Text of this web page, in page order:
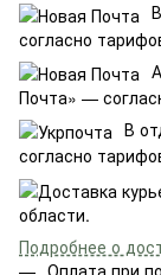
согласно
Почта» —
В
согласно
области.
Подробнее о
Оплата при